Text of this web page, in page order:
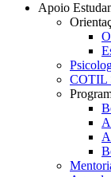
Apoio
COTIL